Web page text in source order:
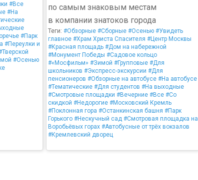
#Все
#На
#Парк
#Переулки и
#Осенью
по самым знаковым местам
в компании знатоков города
Теги: #Обзорные #Сборные #Осенью #Увидеть
главное #Храм Христа Спасителя #Центр Москвы
#Красная площадь #Дом на набережной
#Монумент Победы #Садовое кольцо
#«Мосфильм» #Зимой #Групповые #Для
школьников #Экспресс-экскурсии #Для
пенсионеров #Обзорные на автобусе #На автобусе
#Тематические #Для студентов #На выходные
#Смотровые площадки #Вечерние #Все #Со
скидкой #Недорогие #Московский Кремль
#Поклонная гора #Останкинская башня #Парк
Горького #Нескучный сад #Смотровая площадка на
Воробьёвых горах #Автобусные от трёх вокзалов
#Кремлевский дворец